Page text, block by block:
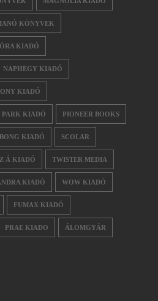
KÖNYVEK
KIADÓ
NAPHEGY KIADÓ
KIADÓ
PARK KIADÓ PIONEER BOOKS
KIADÓ SCOLAR
Á KIADÓ TWISTER MEDIA
KIADÓ WOW KIADÓ
FUMAX KIADÓ
PRAE KIADO ÁLOMGYÁR